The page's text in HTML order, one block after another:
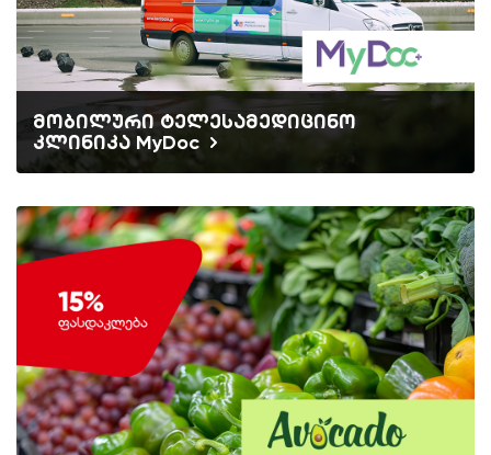
მობილური ტელესამედიცინო
კლინიკა MyDoc